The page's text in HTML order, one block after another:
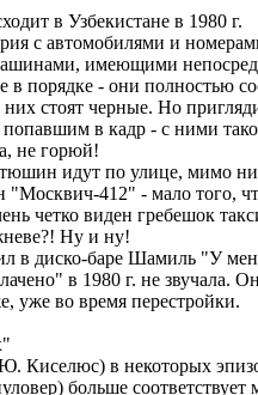
в Узбекистане в 1980 г.
с автомобилями и
имеющими
в порядке - они полностью
стоят черные. Но
в кадр - с ними
не горюй!
идут по улице, мимо
"Москвич-412" - мало того,
четко виден гребешок
Ну и ну!
в диско-баре Шамиль "У
в 1980 г. не звучала.
уже во время перестройки.
Киселюс) в некоторых
больше соответствует